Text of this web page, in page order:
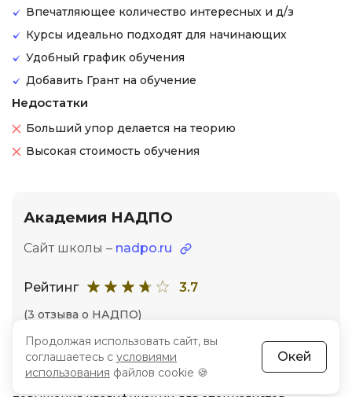
Впечатляющее количество интересных и д/з
Курсы идеально подходят для начинающих
Удобный график обучения
Добавить Грант на обучение
Недостатки
Больший упор делается на теорию
Высокая стоимость обучения
Академия НАДПО
Сайт школы – nadpo.ru
Рейтинг 3.7
(3 отзыва о НАДПО)
НАДПО — образовательная организация,
предлагающая широкий выбор курсов и программ
Продолжая использовать сайт, вы
соглашаетесь с условиями
использования файлов cookie 🍪
Окей